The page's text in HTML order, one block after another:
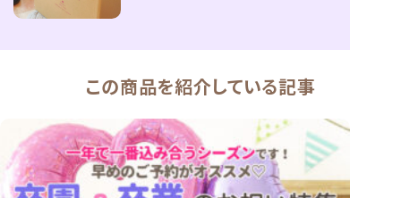
この商品を紹介している記事